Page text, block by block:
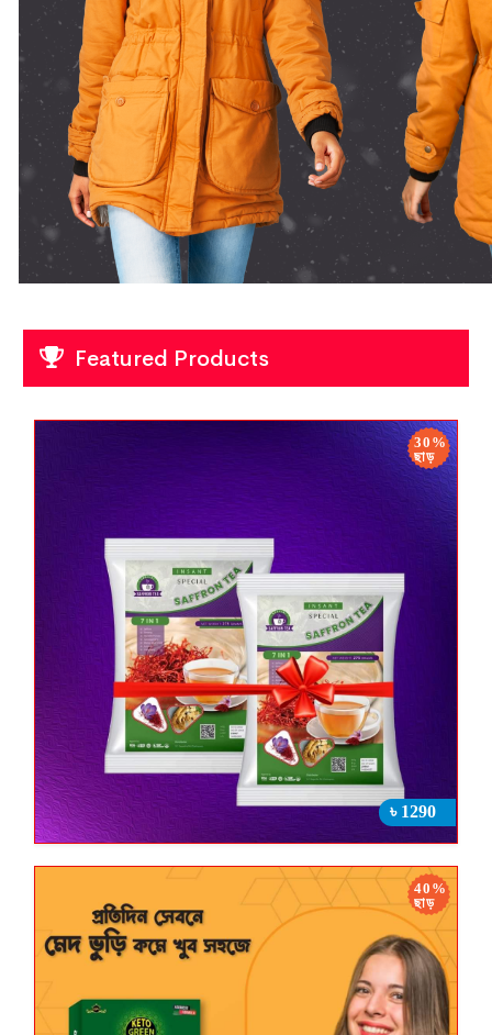
Featured Products
30%
ছাড়
৳ 1290
40%
ছাড়